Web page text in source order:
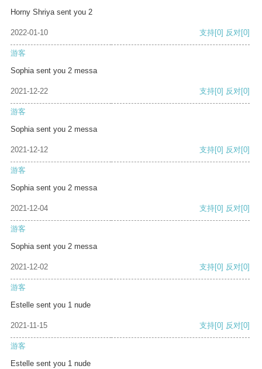
Horny Shriya sent you 2
2022-01-10 支持[0] 反对[0]
游客
Sophia sent you 2 messa
2021-12-22 支持[0] 反对[0]
游客
Sophia sent you 2 messa
2021-12-12 支持[0] 反对[0]
游客
Sophia sent you 2 messa
2021-12-04 支持[0] 反对[0]
游客
Sophia sent you 2 messa
2021-12-02 支持[0] 反对[0]
游客
Estelle sent you 1 nude
2021-11-15 支持[0] 反对[0]
游客
Estelle sent you 1 nude